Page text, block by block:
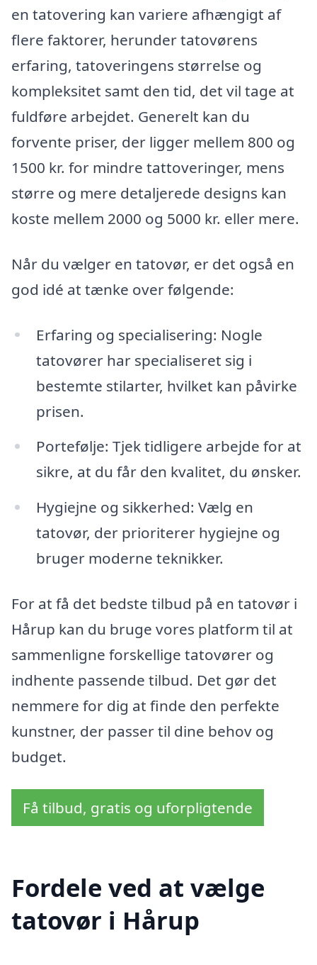
en tatovering kan variere afhængigt af
flere faktorer, herunder tatovørens
erfaring, tatoveringens størrelse og
kompleksitet samt den tid, det vil tage at
fuldføre arbejdet. Generelt kan du
forvente priser, der ligger mellem 800 og
1500 kr. for mindre tattoveringer, mens
større og mere detaljerede designs kan
koste mellem 2000 og 5000 kr. eller mere.
Når du vælger en tatovør, er det også en
god idé at tænke over følgende:
Erfaring og specialisering: Nogle
tatovører har specialiseret sig i
bestemte stilarter, hvilket kan påvirke
prisen.
Portefølje: Tjek tidligere arbejde for at
sikre, at du får den kvalitet, du ønsker.
Hygiejne og sikkerhed: Vælg en
tatovør, der prioriterer hygiejne og
bruger moderne teknikker.
For at få det bedste tilbud på en tatovør i
Hårup kan du bruge vores platform til at
sammenligne forskellige tatovører og
indhente passende tilbud. Det gør det
nemmere for dig at finde den perfekte
kunstner, der passer til dine behov og
budget.
Få tilbud, gratis og uforpligtende
Fordele ved at vælge
tatovør i Hårup